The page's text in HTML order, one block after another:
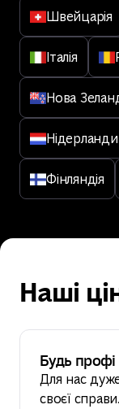
Швейцарія
Італія
Нова
Нідерланди
Фінляндія
Наші
Будь профі
Для нас
своєї